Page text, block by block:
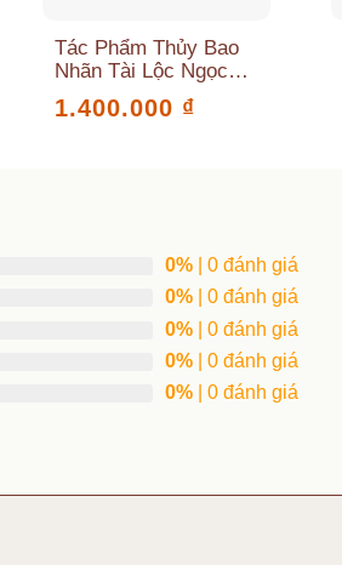
Tác Phẩm Thủy Bao
Nhãn Tài Lộc Ngọc
Sepentine Cao 19
Ngang 13 (cm)
1.400.000 ₫
0% | 0 đánh giá
0% | 0 đánh giá
0% | 0 đánh giá
0% | 0 đánh giá
0% | 0 đánh giá